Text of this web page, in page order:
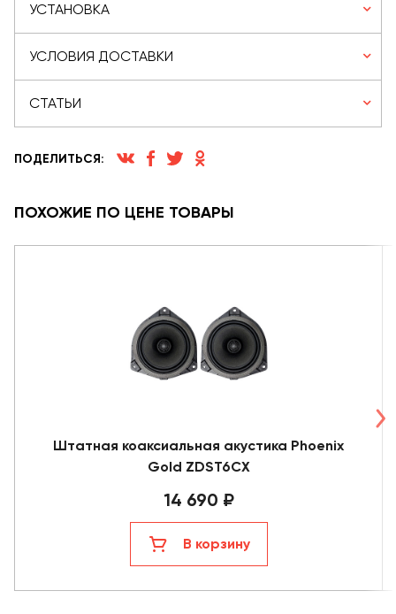
УСТАНОВКА
УСЛОВИЯ ДОСТАВКИ
СТАТЬИ
ПОДЕЛИТЬСЯ:
ПОХОЖИЕ ПО ЦЕНЕ ТОВАРЫ
Штатная коаксиальная акустика Phoenix
Gold ZDST6CX
14 690 ₽
В корзину